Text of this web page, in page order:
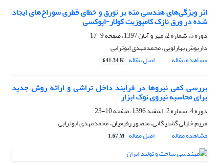
اثر ویژگی‌های هندسی مته بر تورق و خطای قطری سوراخ‌های ایجاد
شده در ورق نازک کامپوزیت کولار-اپوکسی
دوره 5، شماره 2، مهر و آبان 1397، صفحه
9-17
داریوش بهارلویی، محمدمهدی ابوترابی
مشاهده مقاله
اصل مقاله 641.34 K
بررسی کمی نیروها در فرایند داخل‏ تراشی و ارائه روش جدید
برای محاسبه نیروی نوک ابزار
دوره 4، شماره 2، اسفند 1396، صفحه
10-23
مریم خلیلی گشنیگانی، منصور رفیعیان، محمدمهدی ابوترابی
مشاهده مقاله
اصل مقاله 1.67 M